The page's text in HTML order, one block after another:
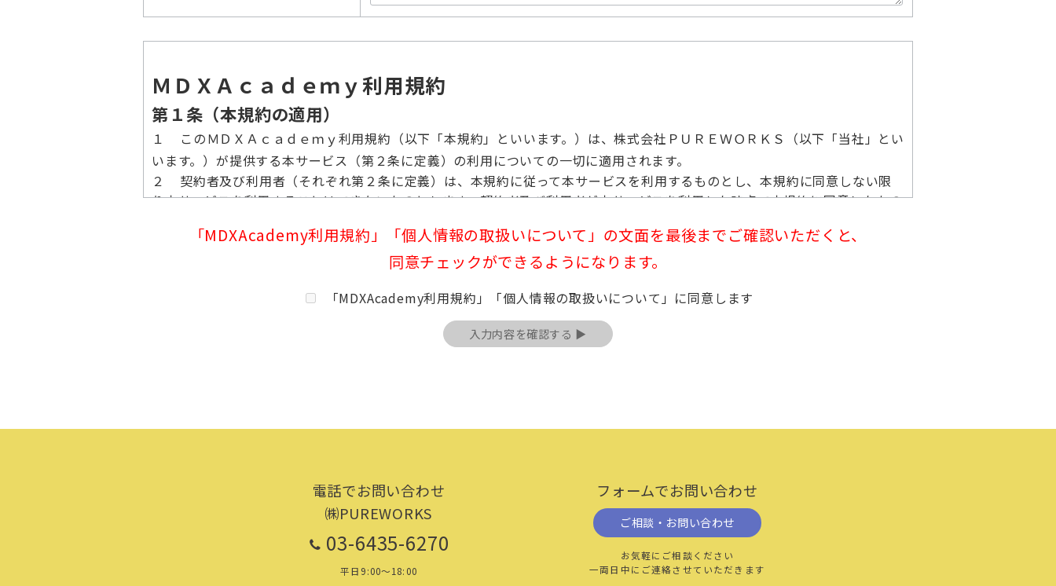
ＭＤＸＡｃａｄｅｍｙ利用規約
第１条（本規約の適用）
１ このＭＤＸＡｃａｄｅｍｙ利用規約（以下「本規約」といいます。）は、株式会社ＰＵＲＥＷＯＲＫＳ（以下「当社」とい
います。）が提供する本サービス（第２条に定義）の利用についての一切に適用されます。
２ 契約者及び利用者（それぞれ第２条に定義）は、本規約に従って本サービスを利用するものとし、本規約に同意しない限
り本サービスを利用することはできないものとします。契約者及び利用者が本サービスを利用した時点で本規約に同意したもの
３ 契約者及び利用者は、本規約に加え、本サービス案内等（第２条に定義）を遵守しなければならないものとします。
４ 契約者が当社の承諾を得たうえで自らの従業員その他の利用者に本サービスを利用させる場合、契約者は、本規約及び本サ
ぼうゴロ、特殊知能暴力集団その他これらに準ずるものを意味します。
「本サービス」とは、「ＭＤＸＡｃａｄｅｍｙ」の名称（名称が変更された場合には、変更後の名称を含みます。）で当社
が提供するサービスを意味します。
「本サービス案内等」とは、当社が契約者に通知する本サービスの案内、使い方、その他の本サービスの利用に関する情報
「契約者」とは、本規約に同意したうえで当社所定の方法で本サービスの利用の申込みを行い、当社が当該申込みを承諾し
「MDXAcademy利用規約」「個人情報の取扱いについて」の文面を最後までご確認いただくと、
同意チェックができるようになります。
「MDXAcademy利用規約」「個人情報の取扱いについて」に同意します
電話でお問い合わせ
㈱PUREWORKS
03-6435-6270
平日9:00～18:00
フォームでお問い合わせ
ご相談・お問い合わせ
お気軽にご相談ください
一両日中にご連絡させていただきます